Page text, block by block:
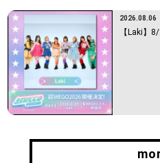
2026.08.06
【Laki】